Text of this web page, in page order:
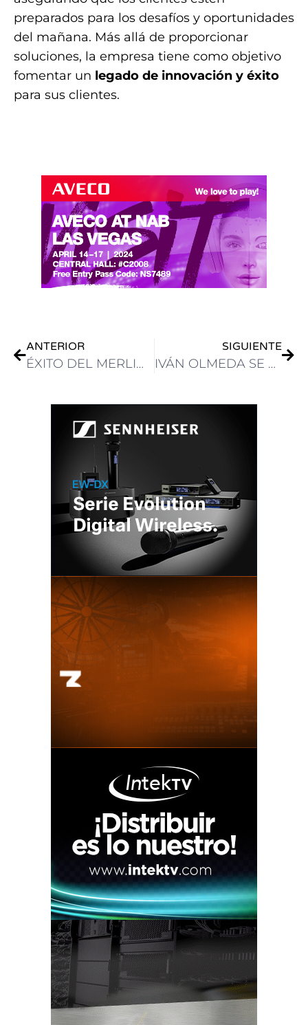
preparados para los desafíos y oportunidades
del mañana. Más allá de proporcionar
soluciones, la empresa tiene como objetivo
fomentar un legado de innovación y éxito
para sus clientes.
ANTERIOR
ÉXITO DEL MERLIN ROAD SHOW EN CURITIBA
SIGUIENTE
IVÁN OLMEDA SE DESVINCULA DE AEQ